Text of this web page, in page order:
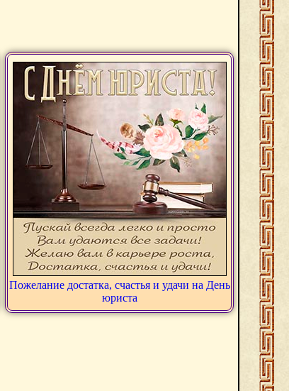
Пожелание достатка, счастья и удачи на День
юриста